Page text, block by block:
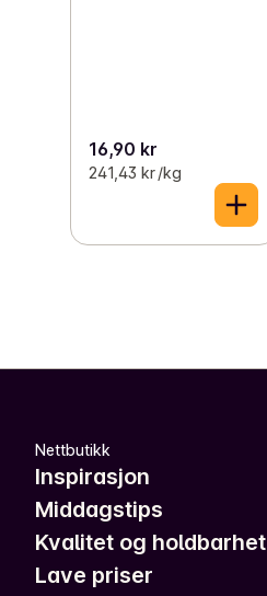
16,90 kr
241,43 kr /kg
Nettbutikk
Inspirasjon
Middagstips
Kvalitet og holdbarhet
Lave priser